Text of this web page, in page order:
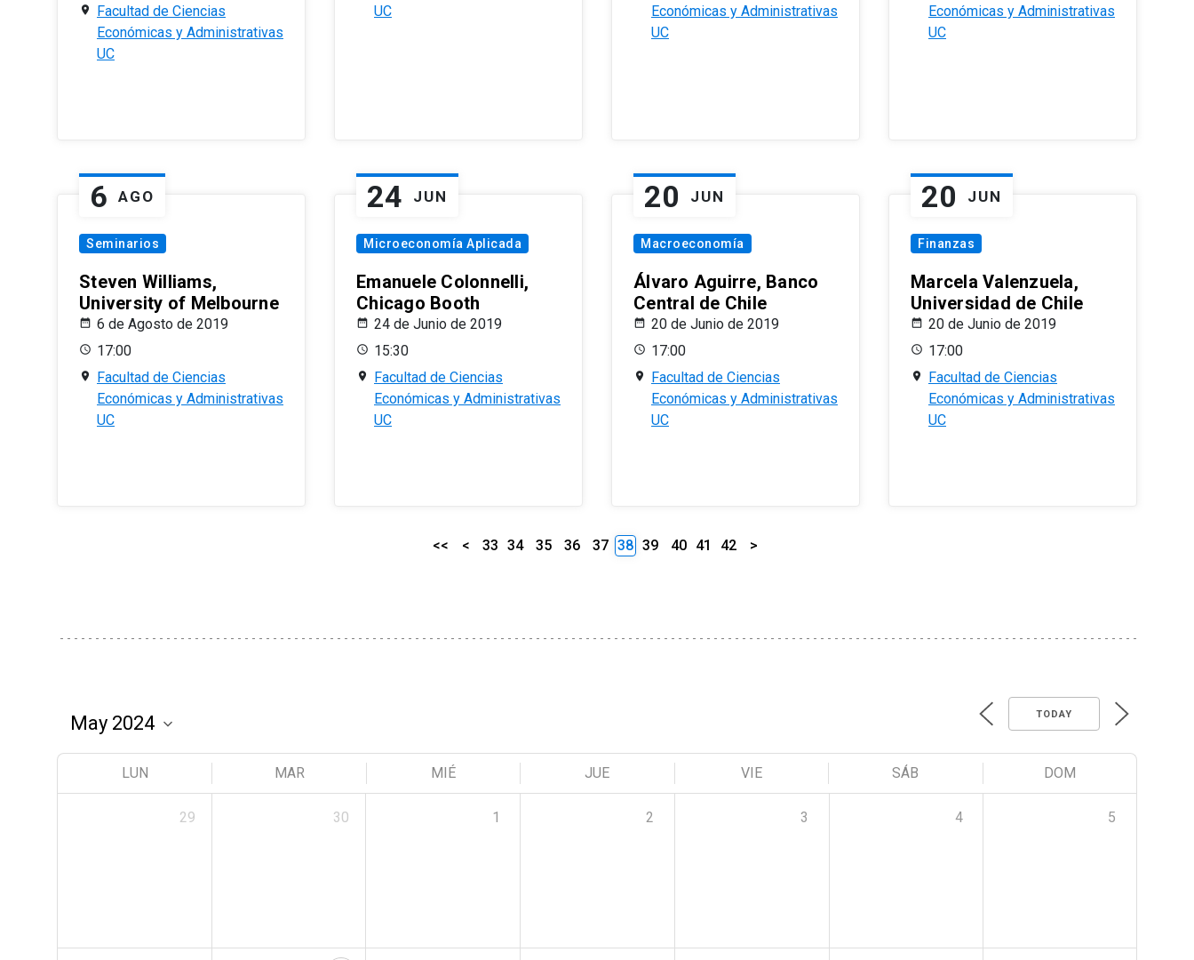
Facultad de Ciencias
Económicas y Administrativas
UC
UC
Económicas y Administrativas
UC
Económicas y Administrativas
UC
6 AGO
Seminarios
Steven Williams,
University of Melbourne
6 de Agosto de 2019
17:00
Facultad de Ciencias
Económicas y Administrativas
UC
24 JUN
Microeconomía Aplicada
Emanuele Colonnelli,
Chicago Booth
24 de Junio de 2019
15:30
Facultad de Ciencias
Económicas y Administrativas
UC
20 JUN
Macroeconomía
Álvaro Aguirre, Banco
Central de Chile
20 de Junio de 2019
17:00
Facultad de Ciencias
Económicas y Administrativas
UC
20 JUN
Finanzas
Marcela Valenzuela,
Universidad de Chile
20 de Junio de 2019
17:00
Facultad de Ciencias
Económicas y Administrativas
UC
<< < 33 34 35 36 37 38 39 40 41 42 >
TODAY
LUN MAR MIÉ JUE VIE SÁB DOM
29 30 1 2 3 4 5